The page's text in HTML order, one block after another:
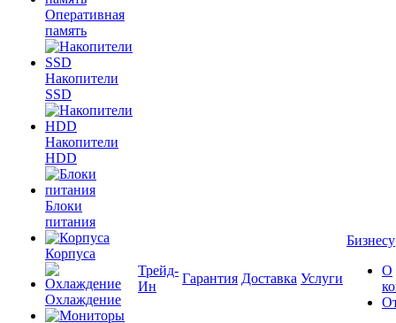
Оперативная
память
Накопители
SSD
Накопители
HDD
Блоки
питания
Корпуса
Охлаждение
Трейд-
Ин
Гарантия Доставка Услуги
Бизнесу
О